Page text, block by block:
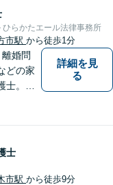
す。
らかたエール法律事務所
市駅 から徒歩1分
離婚問
どの家
。依
で
キッ
詳細を見
る
士
市駅 から徒歩9分